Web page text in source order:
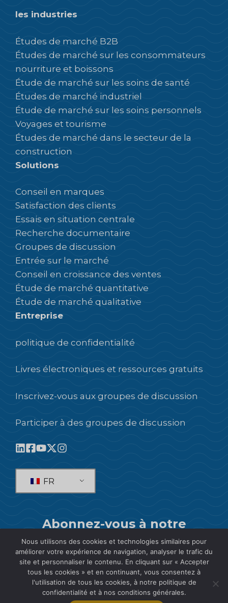
les industries
Études de marché B2B
Études de marché sur les consommateurs
nourriture et boissons
Étude de marché sur les soins de santé
Études de marché industriel
Étude de marché sur les soins personnels
Voyages et tourisme
Études de marché dans le secteur de la
construction
Solutions
Conseil en marques
Satisfaction des clients
Essais en situation centrale
Recherche documentaire
Groupes de discussion
Entrée sur le marché
Conseil en croissance des ventes
Étude de marché quantitative
Étude de marché qualitative
Entreprise
politique de confidentialité
Livres électroniques et ressources gratuits
Inscrivez-vous aux groupes de discussion
Participer à des groupes de discussion
FR
Abonnez-vous à notre
newsletter !
S'ABONNER
Nous utilisons des cookies et technologies similaires pour
améliorer votre expérience de navigation, analyser le trafic du
site et personnaliser le contenu. En cliquant sur « Accepter
tous les cookies » et en continuant, vous consentez à
l'utilisation de tous les cookies, à notre politique de
confidentialité et à nos conditions générales.